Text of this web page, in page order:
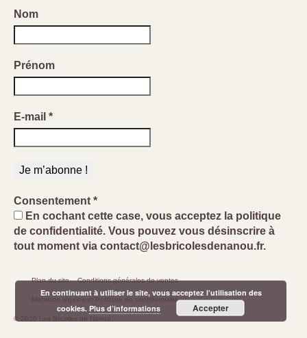
Nom
Prénom
E-mail *
Consentement *
En cochant cette case, vous acceptez la politique
de confidentialité. Vous pouvez vous désinscrire à
tout moment via contact@lesbricolesdenanou.fr.
Plan du site Conditions générales de ventes
Mentions légales et Politique de confidentialité
© 2026 Les Bricoles de Nanou
En continuant à utiliser le site, vous acceptez l’utilisation des
cookies.Plus d’informations Accepter